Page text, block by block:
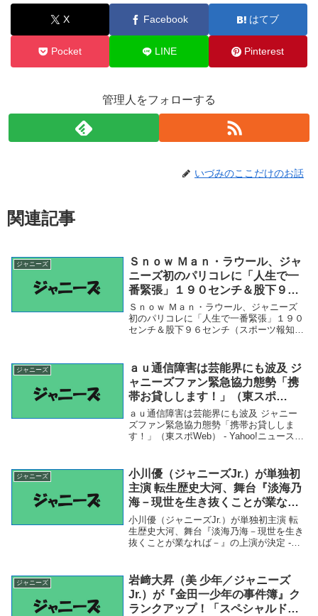
X Facebook はてブ
Pocket LINE Pinterest
管理人をフォローする
いづみのここだけのお話
関連記事
ジャニーズ
Ｓｎｏｗ Ｍａｎ・ラウール、ジャ
ニーズ初のパリコレに「人生で一
番緊張」１９０センチ＆股下９６
センチ（スポーツ報知） – Yahoo!
ニュース – Yahoo!ニュース
Ｓｎｏｗ Ｍａｎ・ラウール、ジャニーズ
初のパリコレに「人生で一番緊張」１９０
センチ＆股下９６センチ（スポーツ報知）
ール、ジャニーズ初のパリコレに...
ジャニーズ
ａｕ通信障害は芸能界にも波及 ジ
ャニーズファン緊急協力態勢「携
帯お貸しします！」（東スポ
Web） – Yahoo!ニュース –
Yahoo!ニュース
ａｕ通信障害は芸能界にも波及 ジャニー
ズファン緊急協力態勢「携帯お貸ししま
す！」（東スポWeb） - Yahoo!ニュース -
ファン緊急協力態勢「携帯お貸し...
ジャニーズ
小川優（ジャニーズJr.）が単独初
主演 転生歴史大河、舞台『淡海乃
海－現世を生き抜くことが業なれ
ば－』の上演が決定 –
小川優（ジャニーズJr.）が単独初主演 転
生歴史大河、舞台『淡海乃海－現世を生き
抜くことが業なれば－』の上演が決定 -
『淡海乃海－現世を生き抜くことが業なれ
ば...
ジャニーズ
岩﨑大昇（美 少年／ジャニーズ
Jr.）が『金田一少年の事件簿』ク
ランクアップ！「スペシャルドラ